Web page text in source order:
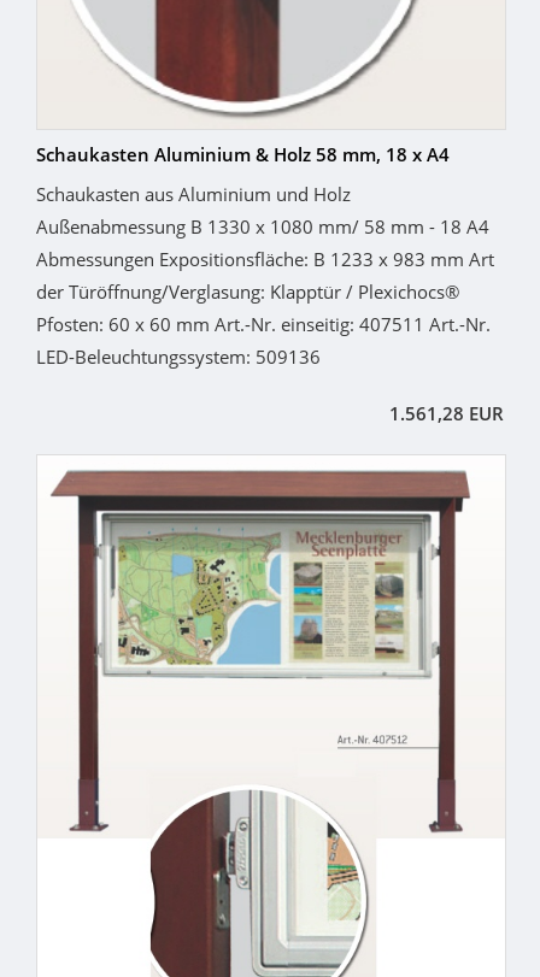
Schaukasten Aluminium & Holz 58 mm, 18 x A4
Schaukasten aus Aluminium und Holz
Außenabmessung B 1330 x 1080 mm/ 58 mm - 18 A4
Abmessungen Expositionsfläche: B 1233 x 983 mm Art
der Türöffnung/Verglasung: Klapptür / Plexichocs®
Pfosten: 60 x 60 mm Art.-Nr. einseitig: 407511 Art.-Nr.
LED-Beleuchtungssystem: 509136
1.561,28 EUR